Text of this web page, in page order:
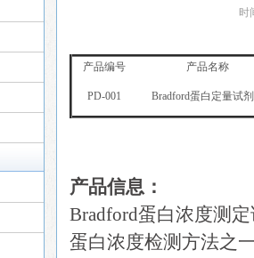
时
产品编号 产品名称
PD-001 Bradford蛋白定量试
产品信息：
Bradford蛋白浓度测
蛋白浓度检测方法之